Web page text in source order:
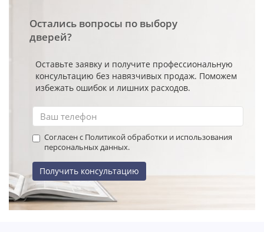
Остались вопросы по выбору
дверей?
Оставьте заявку и получите профессиональную
консультацию без навязчивых продаж. Поможем
избежать ошибок и лишних расходов.
Согласен с Политикой обработки и использования
персональных данных.
Получить консультацию